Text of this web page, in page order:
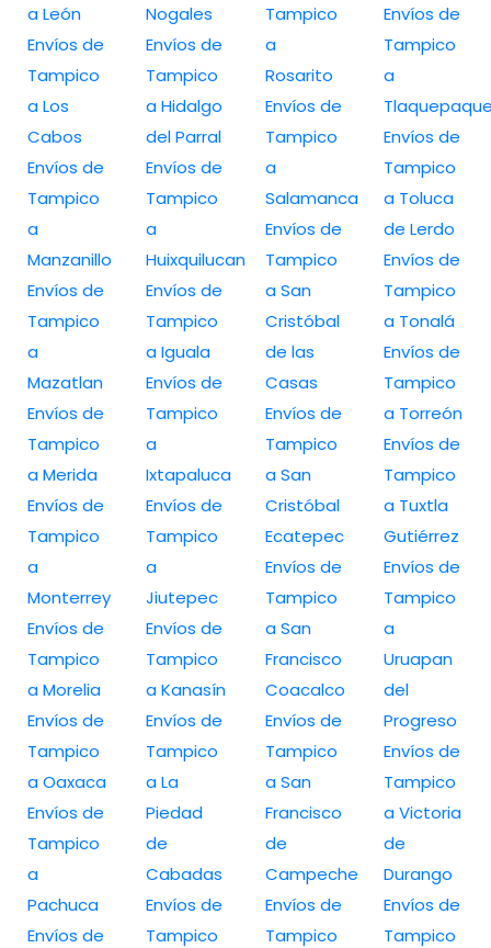
a León
Envíos de
Tampico
a Los
Cabos
Envíos de
Tampico
a
Manzanillo
Envíos de
Tampico
a
Mazatlan
Envíos de
Tampico
a Merida
Envíos de
Tampico
a
Monterrey
Envíos de
Tampico
a Morelia
Envíos de
Tampico
a Oaxaca
Envíos de
Tampico
a
Pachuca
Envíos de
Nogales
Envíos de
Tampico
a Hidalgo
del Parral
Envíos de
Tampico
a
Huixquilucan
Envíos de
Tampico
a Iguala
Envíos de
Tampico
a
Ixtapaluca
Envíos de
Tampico
a
Jiutepec
Envíos de
Tampico
a Kanasín
Envíos de
Tampico
a La
Piedad
de
Cabadas
Envíos de
Tampico
Tampico
a
Rosarito
Envíos de
Tampico
a
Salamanca
Envíos de
Tampico
a San
Cristóbal
de las
Casas
Envíos de
Tampico
a San
Cristóbal
Ecatepec
Envíos de
Tampico
a San
Francisco
Coacalco
Envíos de
Tampico
a San
Francisco
de
Campeche
Envíos de
Tampico
Envíos de
Tampico
a
Envíos de
Tampico
a Toluca
de Lerdo
Envíos de
Tampico
a Tonalá
Envíos de
Tampico
a Torreón
Envíos de
Tampico
a Tuxtla
Gutiérrez
Envíos de
Tampico
a
Uruapan
del
Progreso
Envíos de
Tampico
a Victoria
de
Durango
Envíos de
Tampico